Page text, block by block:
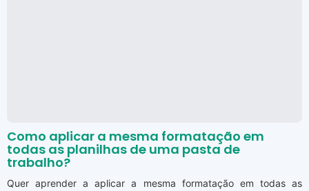
Como aplicar a mesma formatação em
todas as planilhas de uma pasta de
trabalho?
Quer aprender a aplicar a mesma formatação em todas as